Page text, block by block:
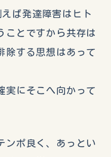
ば発達障害はヒト
ことですから共存は
除する思想はあって
実にそこへ向かって
ポ良く、あっとい